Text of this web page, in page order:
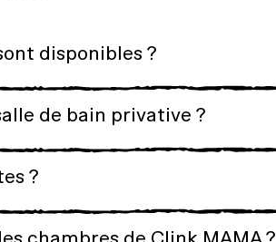
disponibles ?
de bain privative ?
?